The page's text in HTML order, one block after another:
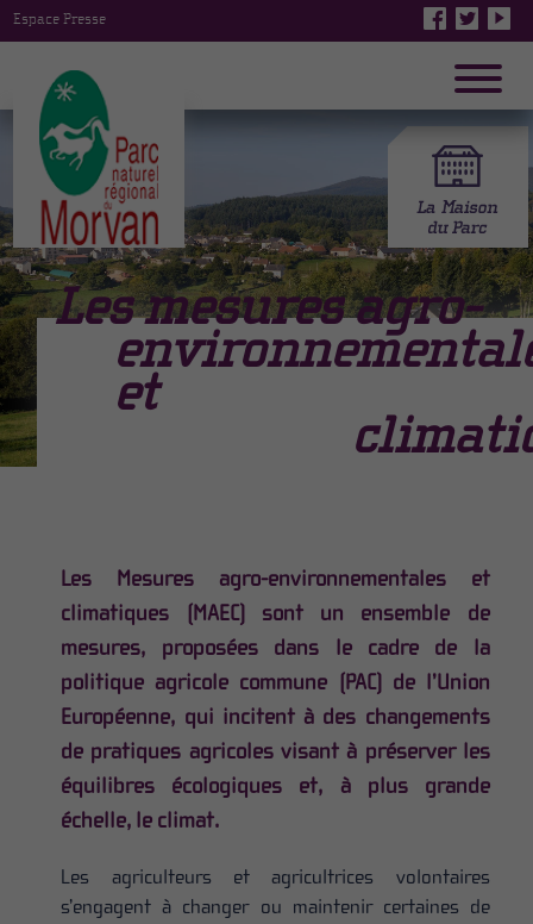
Espace Presse
Les mesuresagro-
et
Les Mesures agro-environnementales et
climatiques (MAEC) sont un ensemble de
mesures, proposées dans le cadre de la
politique agricole commune (PAC) de l’Union
Européenne, qui incitent à des changements
de pratiques agricoles visant à préserver les
équilibres écologiques et, à plus grande
échelle, le climat.
Les agriculteurs et agricultrices volontaires
s’engagent à changer ou maintenir certaines de